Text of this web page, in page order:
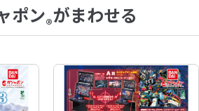
ポン®がまわせる